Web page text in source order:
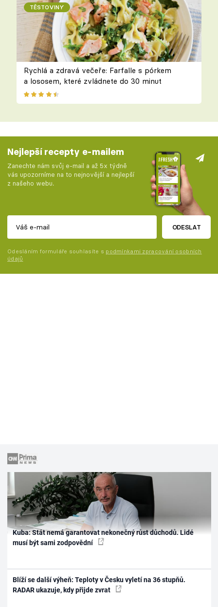
TĚSTOVINY
Rychlá a zdravá večeře: Farfalle s pórkem
a lososem, které zvládnete do 30 minut
Nejlepší recepty e-mailem
Zanechte nám svůj e-mail a až 5x týdně
vás upozorníme na to nejnovější a nejlepší
z našeho webu.
ODESLAT
Odesláním formuláře souhlasíte s podmínkami zpracování osobních
údajů
Kuba: Stát nemá garantovat nekonečný růst důchodů. Lidé
musí být sami zodpovědní
Blíží se další výheň: Teploty v Česku vyletí na 36 stupňů.
RADAR ukazuje, kdy přijde zvrat